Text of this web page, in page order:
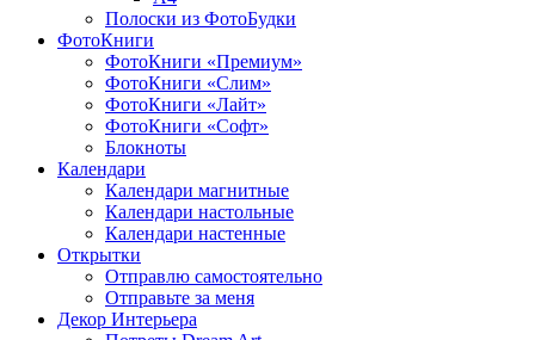
Полоски из ФотоБудки
ФотоКниги
ФотоКниги «Премиум»
ФотоКниги «Слим»
ФотоКниги «Лайт»
ФотоКниги «Софт»
Блокноты
Календари
Календари магнитные
Календари настольные
Календари настенные
Открытки
Отправлю самостоятельно
Отправьте за меня
Декор Интерьера